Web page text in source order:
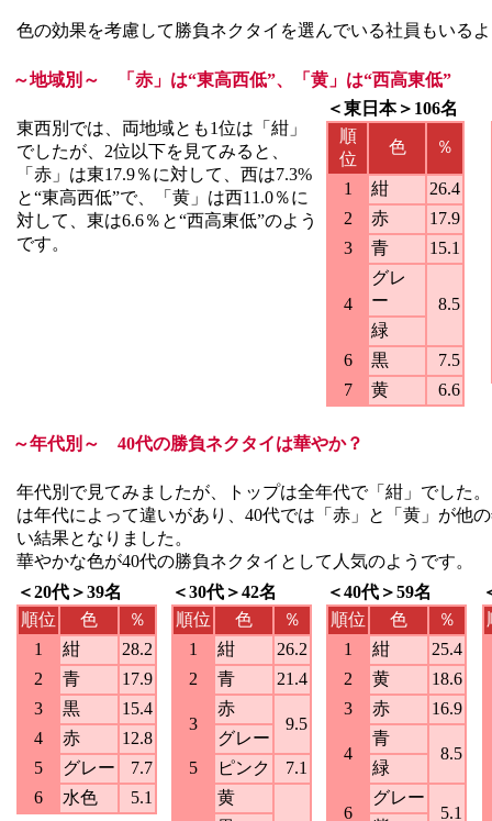
色の効果を考慮して勝負ネクタイを選んでいる社員もいる
～地域別～ 「赤」は“東高西低”、「黄」は“西高東低”
東西別では、両地域とも1位は「紺」
でしたが、2位以下を見てみると、
「赤」は東17.9％に対して、西は7.3%
と“東高西低”で、「黄」は西11.0％に
対して、東は6.6％と“西高東低”のよう
です。
＜東日本＞106名
順
位
色 ％
1 紺
26.4
2
赤
17.9
3
青 15.1
4
グレ
ー
8.5
緑
6
黒
7.5
7
黄 6.6
～年代別～ 40代の勝負ネクタイは華やか？
年代別で見てみましたが、トップは全年代で「紺」でした
は年代によって違いがあり、40代では「赤」と「黄」が他
い結果となりました。
華やかな色が40代の勝負ネクタイとして人気のようです。
＜20代＞39名
順位
色
％
1
紺
28.2
2
青
17.9
3
黒
15.4
4
赤
12.8
5
グレー
7.7
6
水色 5.1
＜30代＞42名
順位
色
％
1
紺
26.2
2
青 21.4
3
赤
9.5
グレー
5
ピンク
7.1
黄
＜40代＞59名
順位
色
％
1
紺
25.4
2
黄
18.6
3
赤 16.9
4
青
8.5
緑
6
グレー
5.1